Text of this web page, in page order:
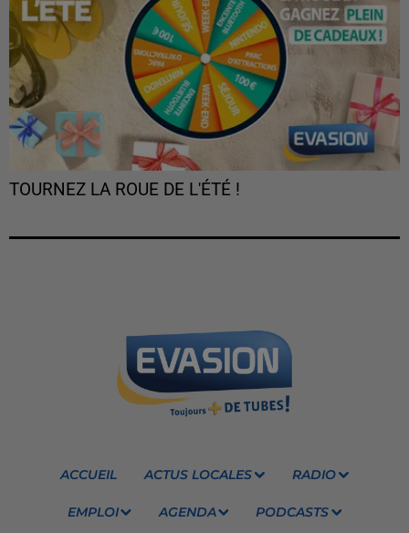
TOURNEZ LA ROUE DE L'ÉTÉ !
ACCUEIL ACTUS LOCALES RADIO
EMPLOI AGENDA PODCASTS